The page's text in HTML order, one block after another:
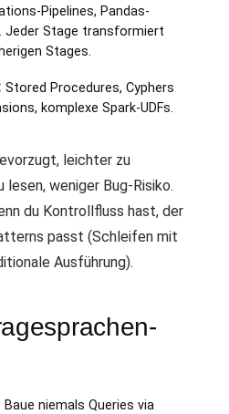
Pipelines, Pandas-
Jeder Stage transformiert
Stages.
Stored Procedures, Cyphers
komplexe Spark-UDFs.
leichter zu
weniger Bug-Risiko.
du Kontrollfluss hast, der
passt (Schleifen mit
Ausführung).
Baue niemals Queries via